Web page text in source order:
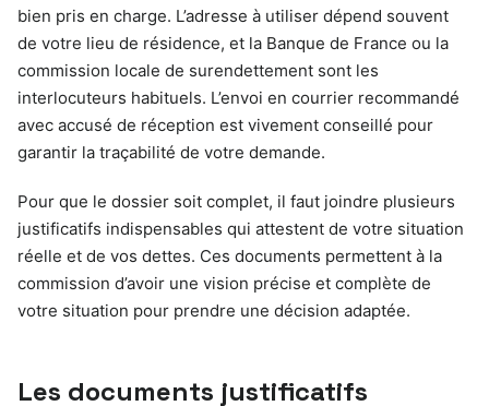
bien pris en charge. L’adresse à utiliser dépend souvent
de votre lieu de résidence, et la Banque de France ou la
commission locale de surendettement sont les
interlocuteurs habituels. L’envoi en courrier recommandé
avec accusé de réception est vivement conseillé pour
garantir la traçabilité de votre demande.
Pour que le dossier soit complet, il faut joindre plusieurs
justificatifs indispensables qui attestent de votre situation
réelle et de vos dettes. Ces documents permettent à la
commission d’avoir une vision précise et complète de
votre situation pour prendre une décision adaptée.
Les documents justificatifs